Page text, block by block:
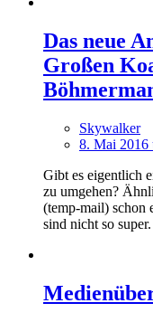
Das neue
Großen
Skywalker
8. Mai 2016
Gibt es eigentlich
zu umgehen?
(temp-mail) schon
sind nicht so super.